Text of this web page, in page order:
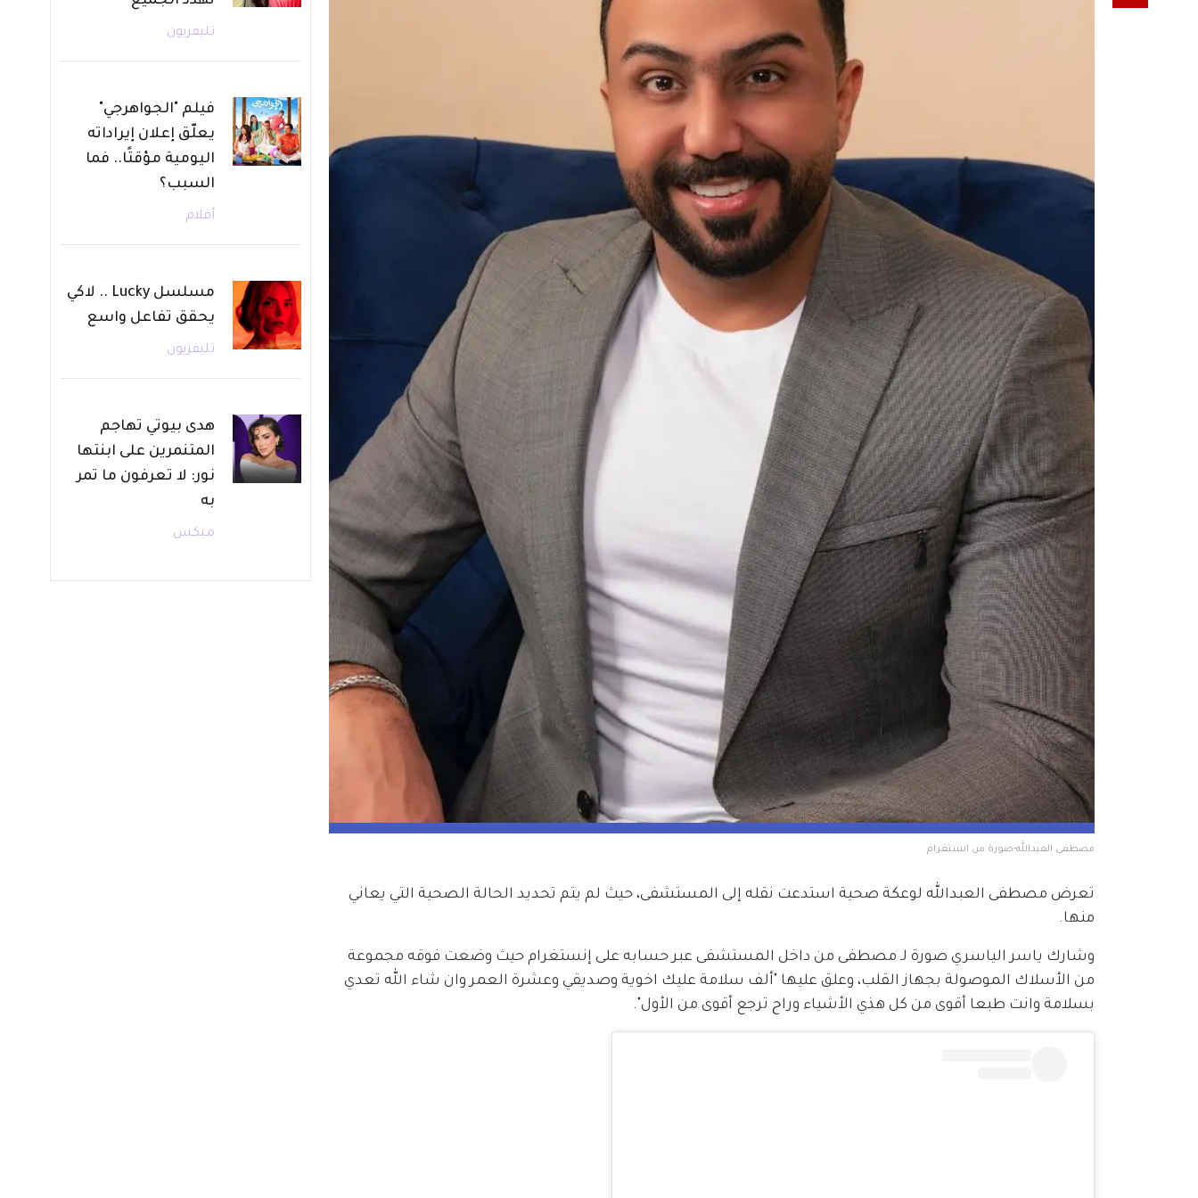
مصطفى العبدالله-صورة من انستغرام
تعرض مصطفى العبدالله لوعكة صحية استدعت نقله إلى المستشفى، حيث لم يتم تحديد الحالة الصحية التي يعاني
منها.
وشارك ياسر الياسري صورة لـ مصطفى من داخل المستشفى عبر حسابه على إنستغرام حيث وضعت فوقه مجموعة
من الأسلاك الموصولة بجهاز القلب، وعلق عليها "ألف سلامة عليك اخوية وصديقي وعشرة العمر وان شاء الله تعدي
بسلامة وانت طبعا أقوى من كل هذي الأشياء وراح ترجع أقوى من الأول".
تليفزيون
فيلم "الجواهرجي"
يعلّق إعلان إيراداته
اليومية مؤقتًا.. فما
السبب؟
أفلام
مسلسل Lucky .. لاكي
يحقق تفاعل واسع
تليفزيون
هدى بيوتي تهاجم
المتنمرين على ابنتها
نور: لا تعرفون ما تمر
به
ميكس